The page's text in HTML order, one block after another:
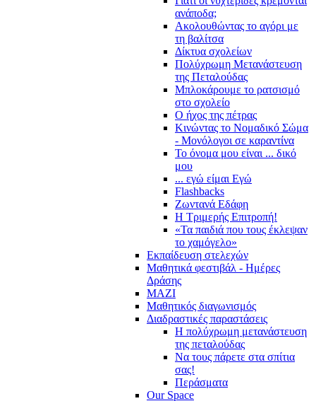
ανάποδα;
Ακολουθώντας το αγόρι με
τη βαλίτσα
Δίκτυα σχολείων
Πολύχρωμη Μετανάστευση
της Πεταλούδας
Μπλοκάρουμε το ρατσισμό
στο σχολείο
Ο ήχος της πέτρας
Κινώντας το Νομαδικό Σώμα
- Μονόλογοι σε καραντίνα
Το όνομα μου είναι ... δικό
μου
... εγώ είμαι Εγώ
Flashbacks
Ζωντανά Εδάφη
Η Τριμερής Επιτροπή!
«Τα παιδιά που τους έκλεψαν
το χαμόγελο»
Εκπαίδευση στελεχών
Μαθητικά φεστιβάλ - Ημέρες
Δράσης
ΜΑΖΙ
Μαθητικός διαγωνισμός
Διαδραστικές παραστάσεις
Η πολύχρωμη μετανάστευση
της πεταλούδας
Να τους πάρετε στα σπίτια
σας!
Περάσματα
Our Space